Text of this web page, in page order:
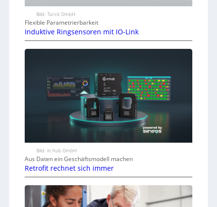
Bild: Turck GmbH
Flexible Parametrierbarkeit
Induktive Ringsensoren mit IO-Link
Bild: in.hub GmbH
Aus Daten ein Geschäftsmodell machen
Retrofit rechnet sich immer